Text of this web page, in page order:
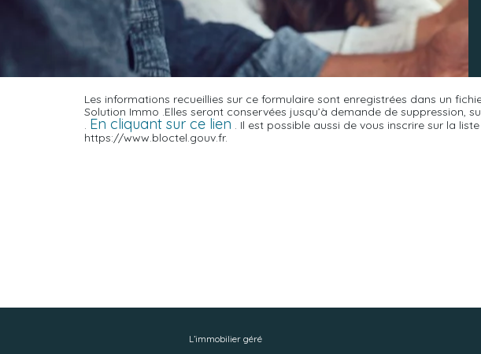
Les informations recueillies sur ce formulaire sont enregistrées dans un
Solution Immo .Elles seront conservées jusqu’à demande de
En cliquant sur ce lien . Il est possible aussi de vous inscrire sur la
https://www.bloctel.gouv.fr.
L’immobilier géré